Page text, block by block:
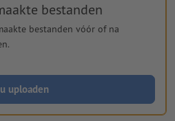
bestanden
bestanden vóór of na
uploaden